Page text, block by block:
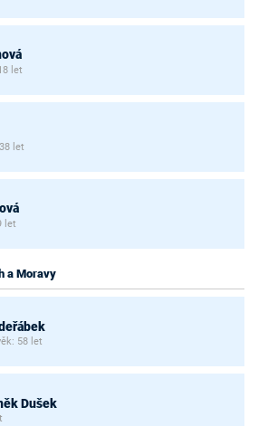
let
let
let
a Moravy
58 let
Dušek